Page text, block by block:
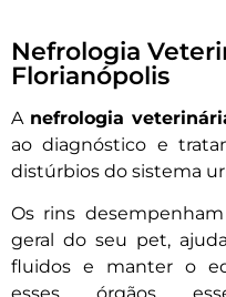
Nefrologia​
Florianópolis
A nefrologia
ao diagnóstico e
distúrbios do sistema
Os rins
geral do seu pet,
fluidos e manter o